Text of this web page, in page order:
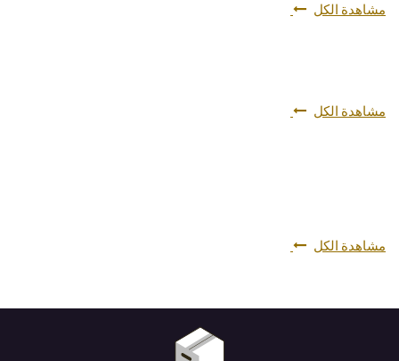
مشاهدة الكل
مشاهدة الكل
مشاهدة الكل